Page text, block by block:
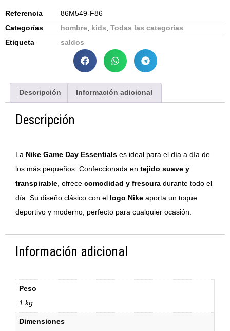
Referencia
86M549-F86
Categorías
hombre, kids, Todas las categorias
Etiqueta
saldos
Descripción Información adicional
Descripción
La Nike Game Day Essentials es ideal para el día a día de
los más pequeños. Confeccionada en tejido suave y
transpirable , ofrece comodidad y frescura durante todo el
día. Su diseño clásico con el logo Nike aporta un toque
deportivo y moderno, perfecto para cualquier ocasión.
Información adicional
Peso
1 kg
Dimensiones